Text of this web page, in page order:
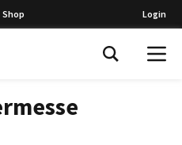
Shop Login